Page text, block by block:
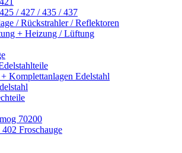
/ 427 / 435 / 437
/ Rückstrahler / Reflektoren
+ Heizung / Lüftung
Komplettanlagen Edelstahl
70200
Froschauge